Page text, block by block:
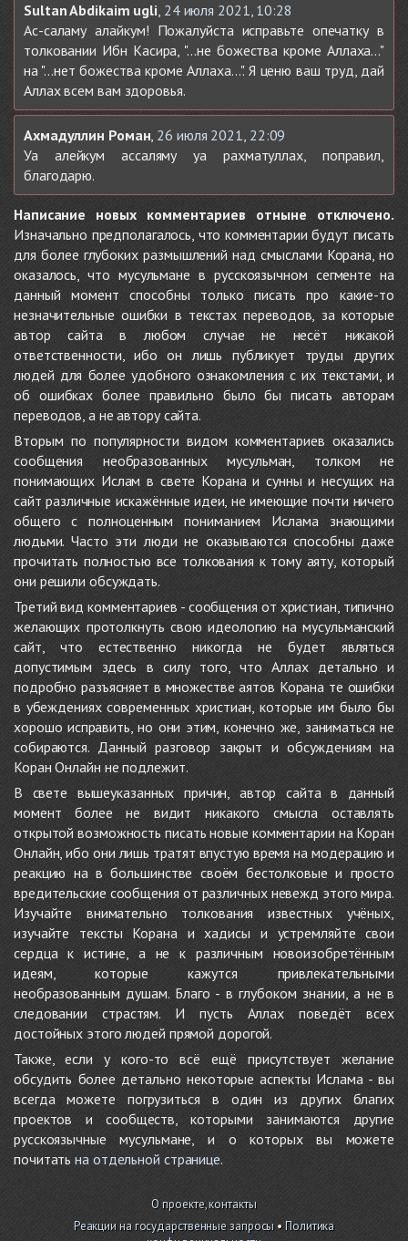
Sultan Abdikaim ugli, 24 июля 2021, 10:28
Ас-саламу алайкум! Пожалуйста исправьте опечатку в
толковании Ибн Касира, "...не божества кроме Аллаха..."
на "...нет божества кроме Аллаха...". Я ценю ваш труд, дай
Аллах всем вам здоровья.
Ахмадуллин Роман, 26 июля 2021, 22:09
Уа алейкум ассаляму уа рахматуллах, поправил,
благодарю.
Написание новых комментариев отныне отключено.
Изначально предполагалось, что комментарии будут писать
для более глубоких размышлений над смыслами Корана, но
оказалось, что мусульмане в русскоязычном сегменте на
данный момент способны только писать про какие-то
незначительные ошибки в текстах переводов, за которые
автор сайта в любом случае не несёт никакой
ответственности, ибо он лишь публикует труды других
людей для более удобного ознакомления с их текстами, и
об ошибках более правильно было бы писать авторам
переводов, а не автору сайта.
Вторым по популярности видом комментариев оказались
сообщения необразованных мусульман, толком не
понимающих Ислам в свете Корана и сунны и несущих на
сайт различные искажённые идеи, не имеющие почти ничего
общего с полноценным пониманием Ислама знающими
людьми. Часто эти люди не оказываются способны даже
прочитать полностью все толкования к тому аяту, который
они решили обсуждать.
Третий вид комментариев - сообщения от христиан, типично
желающих протолкнуть свою идеологию на мусульманский
сайт, что естественно никогда не будет являться
допустимым здесь в силу того, что Аллах детально и
подробно разъясняет в множестве аятов Корана те ошибки
в убеждениях современных христиан, которые им было бы
хорошо исправить, но они этим, конечно же, заниматься не
собираются. Данный разговор закрыт и обсуждениям на
Коран Онлайн не подлежит.
В свете вышеуказанных причин, автор сайта в данный
момент более не видит никакого смысла оставлять
открытой возможность писать новые комментарии на Коран
Онлайн, ибо они лишь тратят впустую время на модерацию и
реакцию на в большинстве своём бестолковые и просто
вредительские сообщения от различных невежд этого мира.
Изучайте внимательно толкования известных учёных,
изучайте тексты Корана и хадисы и устремляйте свои
сердца к истине, а не к различным новоизобретённым
идеям, которые кажутся привлекательными
необразованным душам. Благо - в глубоком знании, а не в
следовании страстям. И пусть Аллах поведёт всех
достойных этого людей прямой дорогой.
Также, если у кого-то всё ещё присутствует желание
обсудить более детально некоторые аспекты Ислама - вы
всегда можете погрузиться в один из других благих
проектов и сообществ, которыми занимаются другие
русскоязычные мусульмане, и о которых вы можете
почитатьна отдельной странице.
О проекте, контакты
Реакции на государственные запросы •Политика